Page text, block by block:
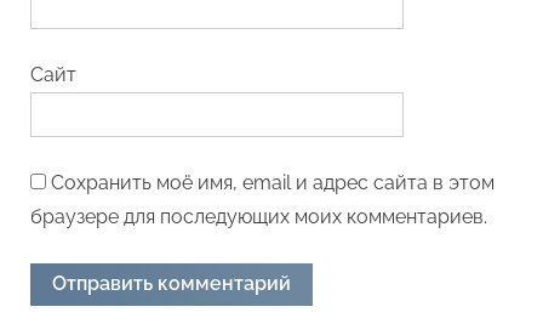
Сайт
Сохранить моё имя, email и адрес сайта в этом
браузере для последующих моих комментариев.